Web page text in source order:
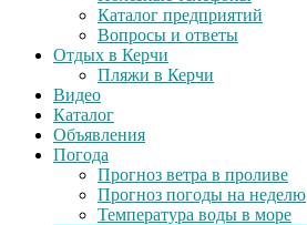
Каталог предприятий
Вопросы и ответы
Отдых в Керчи
Пляжи в Керчи
Видео
Каталог
Объявления
Погода
Прогноз ветра в проливе
Прогноз погоды на неделю
Температура воды в море